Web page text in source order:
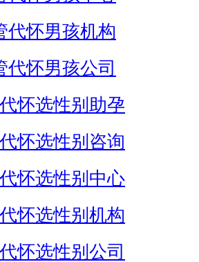
代怀男孩机构
代怀男孩公司
怀选性别助孕
怀选性别咨询
怀选性别中心
怀选性别机构
怀选性别公司